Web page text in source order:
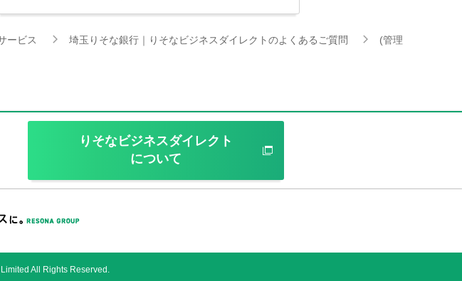
ービス 埼玉りそな銀行｜りそなビジネスダイレクトのよくあるご質問
(管理
りそなビジネスダイレクト
について
All Rights Reserved.